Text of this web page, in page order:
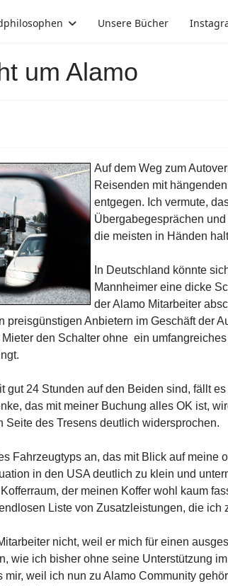
Unsere Bücher
um Alamo
Auf dem Weg zum
Reisenden mit
entgegen. Ich vermute,
Übergabegesprächen
die meisten in Händen
In Deutschland könnte
Mannheimer eine dicke
der Alamo Mitarbeiter
preisgünstigen Anbietern im Geschäft der
den Schalter ohne ein
gut 24 Stunden auf den Beiden sind, fällt
das mit meiner Buchung alles OK ist,
Seite des Tresens deutlich widersprochen.
Fahrzeugtyps an, das mit Blick auf meine
in den USA deutlich zu klein und
der meinen Koffer wohl kaum
Liste von Zusatzleistungen, die ich
nicht, weil er mich für einen
wie ich bisher ohne seine Unterstützung
mir, weil ich nun zu Alamo Community